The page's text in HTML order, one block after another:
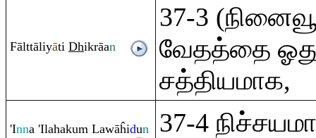
Fālttāliyāti Dhikrāan
37-3
வேதத்தை
சத்தியமாக,
'Inna 'Ilahakum Lawāĥidun
37-4